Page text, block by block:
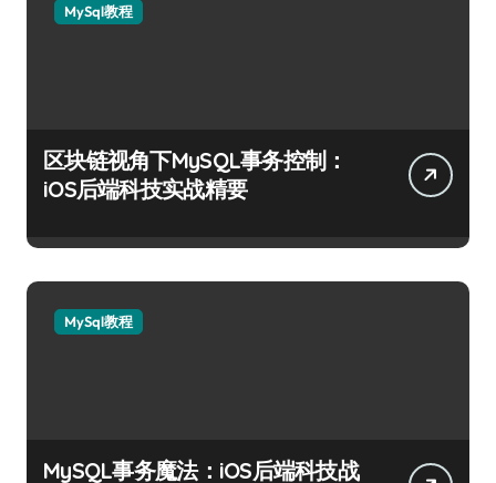
MySql教程
区块链视角下MySQL事务控制：
iOS后端科技实战精要
MySql教程
MySQL事务魔法：iOS后端科技战